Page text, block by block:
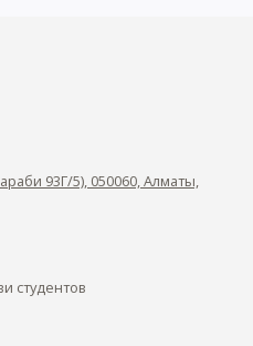
93Г/5), 050060, Алматы,
и студентов